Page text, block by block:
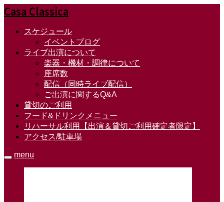
Casa Classica
スケジュール
イベントブログ
ライブ出演について
楽器・機材・調律について
座席数
配信（同時ライブ配信）
ご出演に関するQ&A
貸切のご利用
フード&ドリンクメニュー
リハーサル利用【出演＆貸切ご利用確定者限定】
アクセス/駐車場
menu